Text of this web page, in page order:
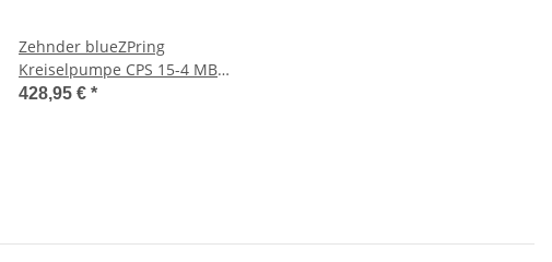
Zehnder blueZPring
Kreiselpumpe CPS 15-4 MB
Messing Selbstansaugend 230V
428,95 € *